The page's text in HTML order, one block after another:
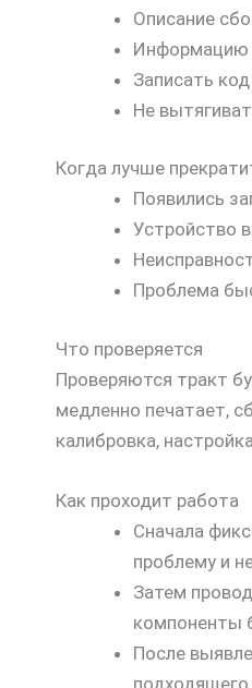
Описание
Информацию
Записать
Не
Когда лучше
Появились
Устройство
Проблема
Что проверяется
Проверяются тракт
медленно печатает,
калибровка,
Как проходит работа
Сначала
проблему и
Затем
компоненты
После
подходящего